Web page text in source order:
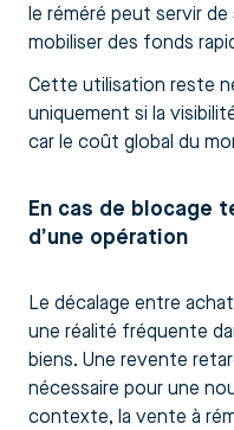
le réméré peut servir
mobiliser des fonds
Cette utilisation reste
uniquement si la
car le coût global du
En cas de blocage
d’une opération
Le décalage entre
une réalité fréquente
biens. Une revente
nécessaire pour une
contexte, la vente à